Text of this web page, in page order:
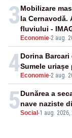
3
Economie-2 aug.
Mobilizare
la Cernavodă.
fluviului -
4 Economie-2 aug.
Dorina
Sumele uriașe
5Social -1 aug. 2026,
Dunărea a
nave naziste